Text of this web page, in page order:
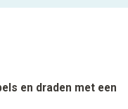
en draden met een